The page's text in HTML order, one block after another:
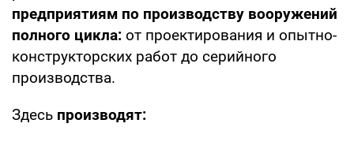
предприятиям по производству вооружений
полного цикла: от проектирования и опытно-
конструкторских работ до серийного
производства.
Здесь производят: